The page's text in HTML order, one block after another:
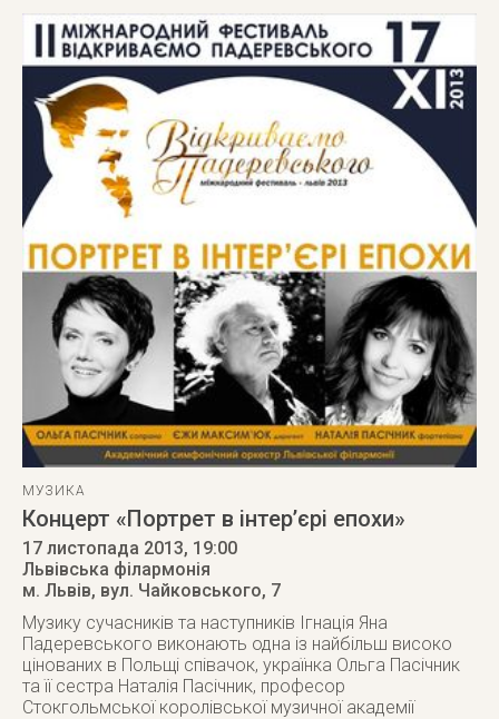
МУЗИКА
Концерт «Портрет в інтер’єрі епохи»
17 листопада 2013, 19:00
Львівська філармонія
м. Львів, вул. Чайковського, 7
Музику сучасників та наступників Ігнація Яна
Падеревського виконають одна із найбільш високо
цінованих в Польщі співачок, українка Ольга Пасічник
та її сестра Наталія Пасічник, професор
Стокгольмської королівської музичної академії